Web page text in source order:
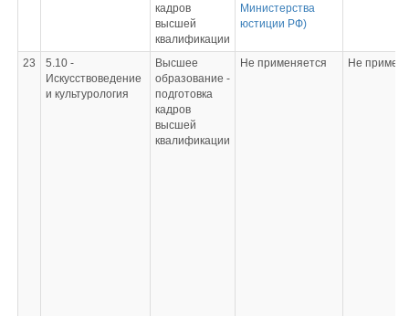
кадров
высшей
квалификации
Министерства
юстиции РФ)
23
5.10 -
Искусствоведение
и культурология
Высшее
образование -
подготовка
кадров
высшей
квалификации
Не применяется Не